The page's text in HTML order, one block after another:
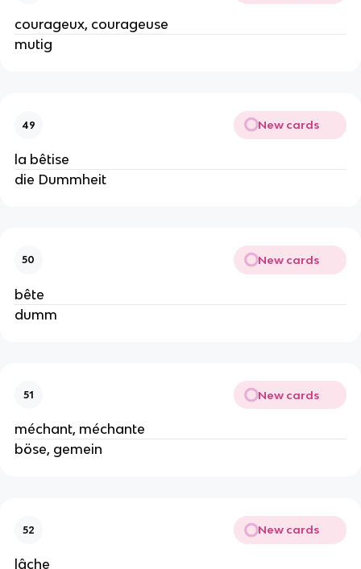
courageux, courageuse
mutig
49 New cards
la bêtise
die Dummheit
50 New cards
bête
dumm
51 New cards
méchant, méchante
böse, gemein
52 New cards
lâche